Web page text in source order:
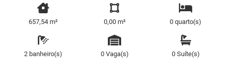
657,54 m² 0,00 m² 0 quarto(s)
2 banheiro(s) 0 Vaga(s) 0 Suíte(s)